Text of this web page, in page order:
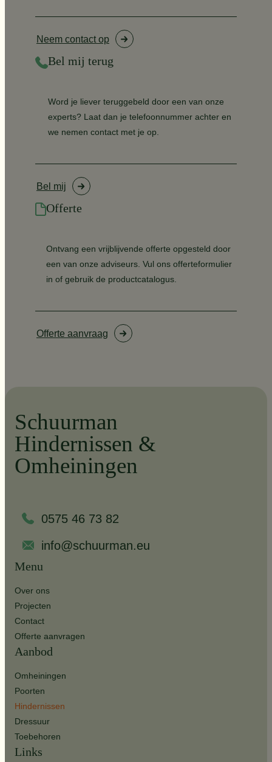
Neem contact op
Bel mij terug
Word je liever teruggebeld door een van onze
experts? Laat dan je telefoonnummer achter en
we nemen contact met je op.
Bel mij
Offerte
Ontvang een vrijblijvende offerte opgesteld door
een van onze adviseurs. Vul ons offerteformulier
in of gebruik de productcatalogus.
Offerte aanvraag
Schuurman
Hindernissen &
Omheiningen
0575 46 73 82
info@schuurman.eu
Menu
Over ons
Projecten
Contact
Offerte aanvragen
Aanbod
Omheiningen
Poorten
Hindernissen
Dressuur
Toebehoren
Links